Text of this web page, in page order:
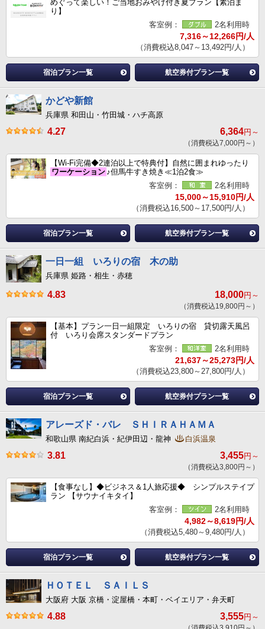
めぐって楽しい！ご当地おみやげ付き夏プラン【素泊ま
り】
客室例：
2名利用時
7,316～12,266円/人
（消費税込8,047～13,492円/人）
宿泊プラン一覧 航空券付プラン一覧
かどや新館
兵庫県 和田山・竹田城・ハチ高原
4.27 6,364円～
（消費税込7,000円～）
【Wi-Fi完備◆2連泊以上で特典付】自然に囲まれゆったり
ワーケーション ♪但馬牛すき焼き≪1泊2食≫
客室例：
2名利用時
15,000～15,910円/人
（消費税込16,500～17,500円/人）
宿泊プラン一覧 航空券付プラン一覧
一日一組 いろりの宿 木の助
兵庫県 姫路・相生・赤穂
4.83 18,000円～
（消費税込19,800円～）
【基本】プラン一日一組限定 いろりの宿 貸切露天風呂
付 いろり会席スタンダードプラン
客室例：
2名利用時
21,637～25,273円/人
（消費税込23,800～27,800円/人）
宿泊プラン一覧 航空券付プラン一覧
アレーズド・バレ ＳＨＩＲＡＨＡＭＡ
和歌山県 南紀白浜・紀伊田辺・龍神 白浜温泉
3.81 3,455円～
（消費税込3,800円～）
【食事なし】◆ビジネス＆1人旅応援◆ シンプルステイプ
ラン 【サウナイキタイ】
客室例：
2名利用時
4,982～8,619円/人
（消費税込5,480～9,480円/人）
宿泊プラン一覧 航空券付プラン一覧
ＨＯＴＥＬ ＳＡＩＬＳ
大阪府 大阪 京橋・淀屋橋・本町・ベイエリア・弁天町
4.88 3,555円～